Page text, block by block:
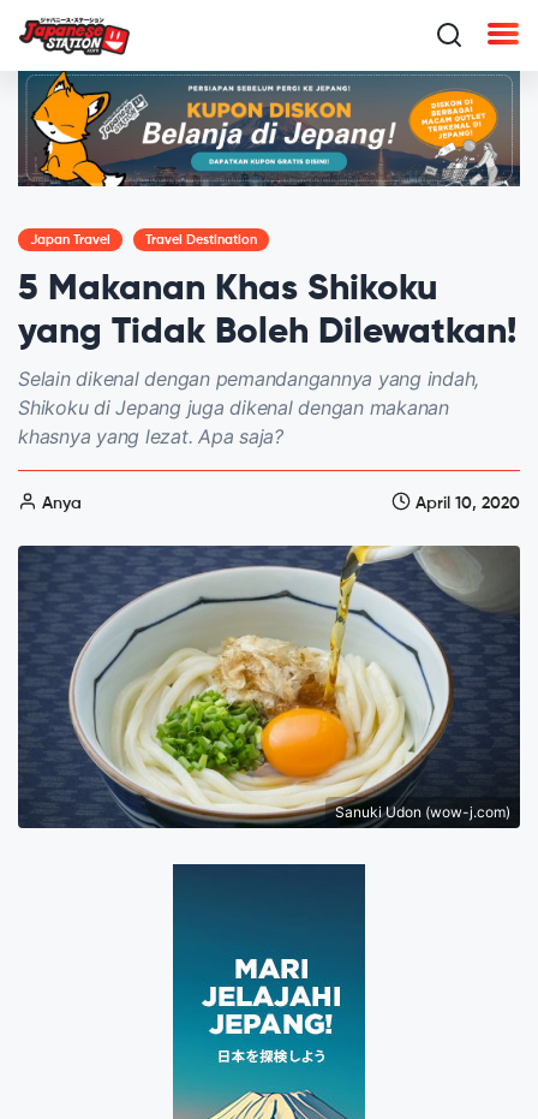
Japan Travel Travel Destination
5 Makanan Khas Shikoku
yang Tidak Boleh Dilewatkan!
Selain dikenal dengan pemandangannya yang indah,
Shikoku di Jepang juga dikenal dengan makanan
khasnya yang lezat. Apa saja?
Anya April 10, 2020
Sanuki Udon (wow-j.com)